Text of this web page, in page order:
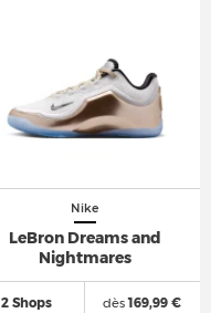
Nike
LeBron Dreams and
Nightmares
2 Shops dès169,99 €